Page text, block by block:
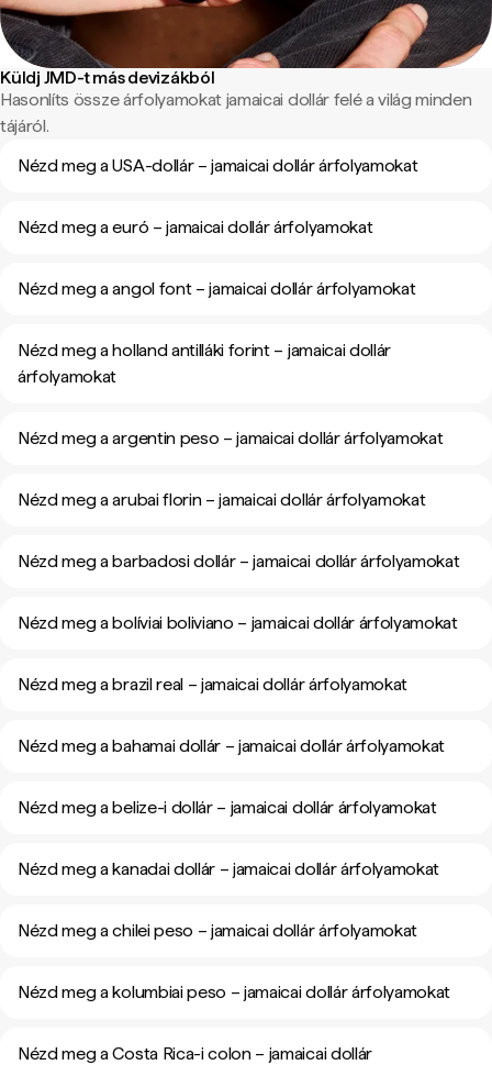
Küldj JMD-t más devizákból
Hasonlíts össze árfolyamokat jamaicai dollár felé a világ minden
tájáról.
Nézd meg a USA-dollár – jamaicai dollár árfolyamokat
Nézd meg a euró – jamaicai dollár árfolyamokat
Nézd meg a angol font – jamaicai dollár árfolyamokat
Nézd meg a holland antilláki forint – jamaicai dollár
árfolyamokat
Nézd meg a argentin peso – jamaicai dollár árfolyamokat
Nézd meg a arubai florin – jamaicai dollár árfolyamokat
Nézd meg a barbadosi dollár – jamaicai dollár árfolyamokat
Nézd meg a bolíviai boliviano – jamaicai dollár árfolyamokat
Nézd meg a brazil real – jamaicai dollár árfolyamokat
Nézd meg a bahamai dollár – jamaicai dollár árfolyamokat
Nézd meg a belize-i dollár – jamaicai dollár árfolyamokat
Nézd meg a kanadai dollár – jamaicai dollár árfolyamokat
Nézd meg a chilei peso – jamaicai dollár árfolyamokat
Nézd meg a kolumbiai peso – jamaicai dollár árfolyamokat
Nézd meg a Costa Rica-i colon – jamaicai dollár